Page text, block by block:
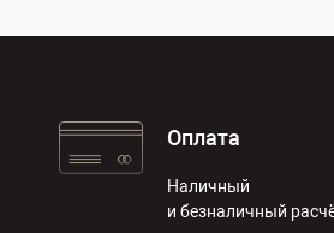
Оплата
Наличный
и безналичный